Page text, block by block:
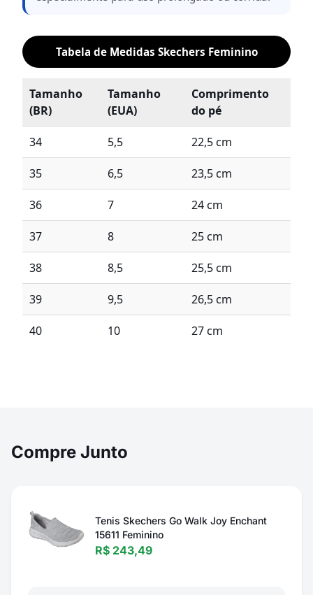
Tabela de Medidas Skechers Feminino
Tamanho
(BR)
Tamanho
(EUA)
Comprimento
do pé
34 5,5 22,5 cm
35 6,5 23,5 cm
36 7 24 cm
37 8 25 cm
38 8,5 25,5 cm
39 9,5 26,5 cm
40 10 27 cm
Compre Junto
Tenis Skechers Go Walk Joy Enchant
15611 Feminino
R$ 243,49